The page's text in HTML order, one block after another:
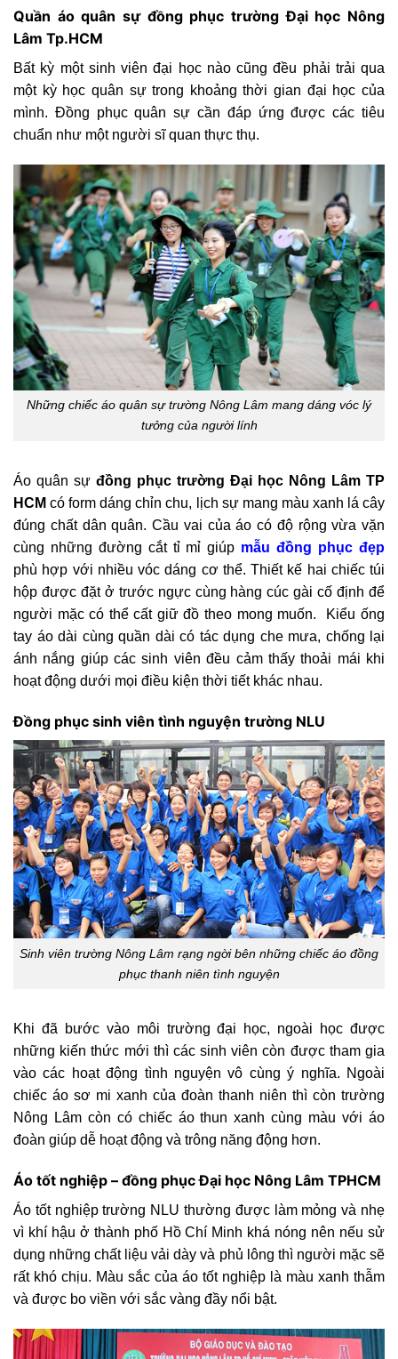
Quần áo quân sự đồng phục trường Đại học Nông
Lâm Tp.HCM
Bất kỳ một sinh viên đại học nào cũng đều phải trải qua
một kỳ học quân sự trong khoảng thời gian đại học của
mình. Đồng phục quân sự cần đáp ứng được các tiêu
chuẩn như một người sĩ quan thực thụ.
Những chiếc áo quân sự trường Nông Lâm mang dáng vóc lý
tưởng của người lính
Áo quân sự đồng phục trường Đại học Nông Lâm TP
HCM có form dáng chỉn chu, lịch sự mang màu xanh lá cây
đúng chất dân quân. Cầu vai của áo có độ rộng vừa vặn
cùng những đường cắt tỉ mỉ giúp mẫu đồng phục đẹp
phù hợp với nhiều vóc dáng cơ thể. Thiết kế hai chiếc túi
hộp được đặt ở trước ngực cùng hàng cúc gài cố định để
người mặc có thể cất giữ đồ theo mong muốn. Kiểu ống
tay áo dài cùng quần dài có tác dụng che mưa, chống lại
ánh nắng giúp các sinh viên đều cảm thấy thoải mái khi
hoạt động dưới mọi điều kiện thời tiết khác nhau.
Đồng phục sinh viên tình nguyện trường NLU
Sinh viên trường Nông Lâm rạng ngời bên những chiếc áo đồng
phục thanh niên tình nguyện
Khi đã bước vào môi trường đại học, ngoài học được
những kiến thức mới thì các sinh viên còn được tham gia
vào các hoạt động tình nguyện vô cùng ý nghĩa. Ngoài
chiếc áo sơ mi xanh của đoàn thanh niên thì còn trường
Nông Lâm còn có chiếc áo thun xanh cùng màu với áo
đoàn giúp dễ hoạt động và trông năng động hơn.
Áo tốt nghiệp – đồng phục Đại học Nông Lâm TPHCM
Áo tốt nghiệp trường NLU thường được làm mỏng và nhẹ
vì khí hậu ở thành phố Hồ Chí Minh khá nóng nên nếu sử
dụng những chất liệu vải dày và phủ lông thì người mặc sẽ
rất khó chịu. Màu sắc của áo tốt nghiệp là màu xanh thẫm
và được bo viền với sắc vàng đầy nổi bật.